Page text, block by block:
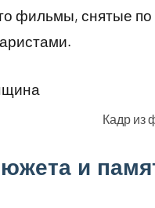
фильмы, снятые по
Кадр из
и